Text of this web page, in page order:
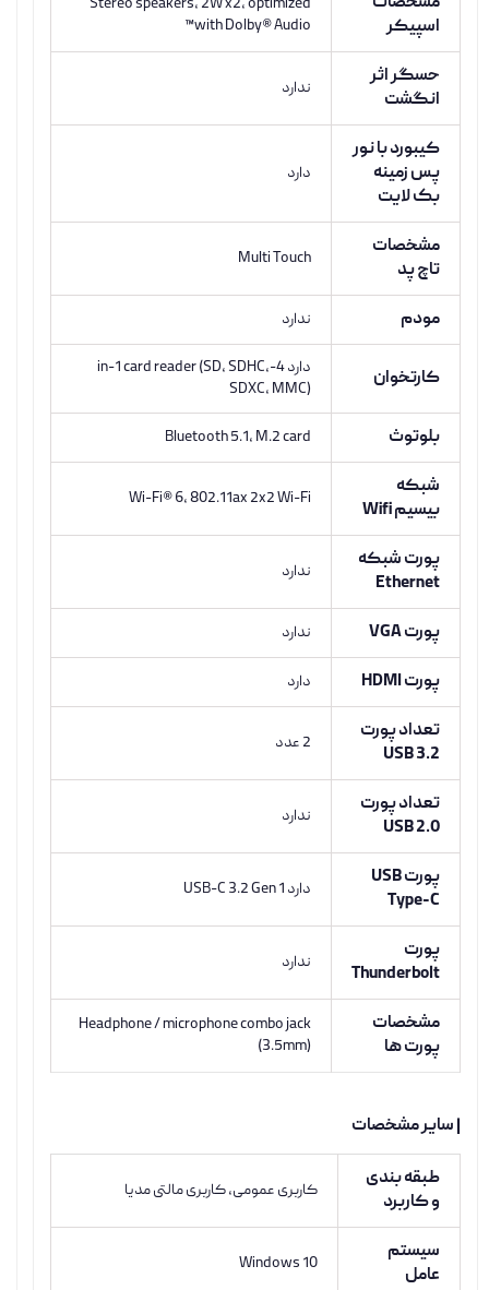
اسپیکر
Stereo speakers, 2W x2, optimized
with Dolby® Audio™
حسگر اثر
انگشت
ندارد
کیبورد با نور
پس زمینه
بک لایت
دارد
مشخصات
تاچ پد
Multi Touch
مودم ندارد
کارتخوان
دارد 4-in-1 card reader (SD, SDHC,
SDXC, MMC)
بلوتوث Bluetooth 5.1, M.2 card
شبکه
بیسیم Wifi
Wi-Fi® 6, 802.11ax 2x2 Wi-Fi
پورت شبکه
Ethernet
ندارد
پورت VGA ندارد
پورت HDMI دارد
تعداد پورت
USB 3.2
2 عدد
تعداد پورت
USB 2.0
ندارد
پورت USB
Type-C
دارد USB-C 3.2 Gen 1
پورت
Thunderbolt
ندارد
مشخصات
پورت ها
Headphone / microphone combo jack
(3.5mm)
| سایر مشخصات
طبقه بندی
و کاربرد
کاربری عمومی, کاربری مالتی مدیا
سیستم
عامل
Windows 10